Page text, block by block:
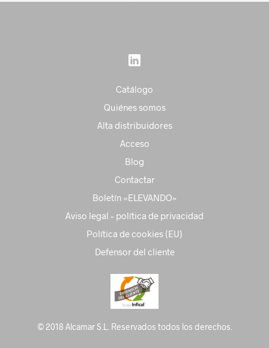
Catálogo
Quiénes somos
Alta distribuidores
Acceso
Blog
Contactar
Boletín «ELEVANDO»
Aviso legal – política de privacidad
Política de cookies (EU)
Defensor del cliente
© 2018 Alcamar S.L. Reservados todos los derechos.